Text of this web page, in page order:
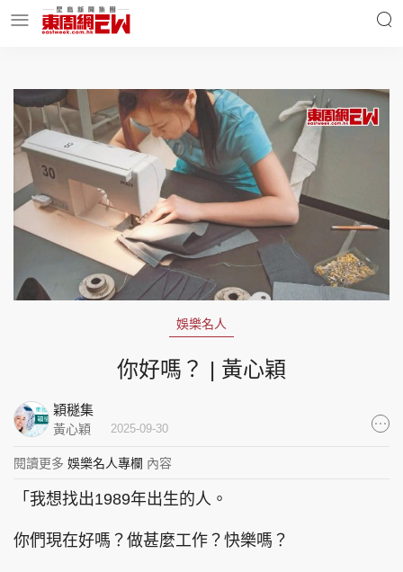
明星名人 時事財經
東周Ladies 優享生活
東周食玩通 會員活動
集團旗下品牌
娛樂名人
你好嗎？ | 黃心穎
穎穟集
黃心穎 2025-09-30
閱讀更多 娛樂名人專欄 內容
「我想找出1989年出生的人。
你們現在好嗎？做甚麼工作？快樂嗎？